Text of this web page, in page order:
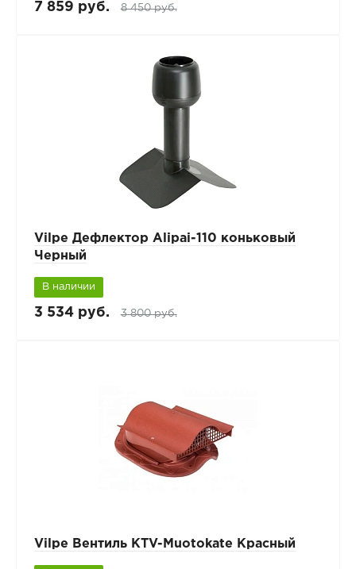
7 859 руб. 8 450 руб.
Vilpe Дефлектор Alipai-110 коньковый
Черный
В наличии
3 534 руб. 3 800 руб.
Vilpe Вентиль КТV-Muotokate Красный